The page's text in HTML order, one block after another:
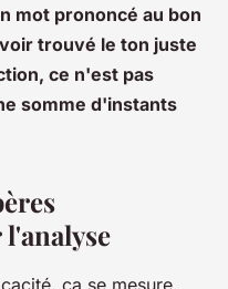
mot prononcé au bon
trouvé le ton juste
ce n'est pas
somme d'instants
ça se mesure.